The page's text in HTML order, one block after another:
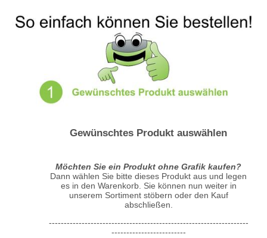
Gewünschtes Produkt auswählen
Möchten Sie ein Produkt ohne Grafik kaufen?
Dann wählen Sie bitte dieses Produkt aus und legen
es in den Warenkorb. Sie können nun weiter in
unserem Sortiment stöbern oder den Kauf
abschließen.
-------------------------------------------------------------------
-------------------------